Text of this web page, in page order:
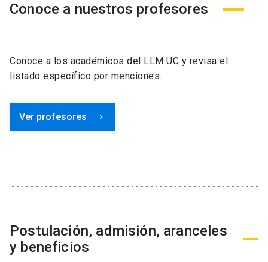
Conoce a nuestros profesores
Conoce a los académicos del LLM UC y revisa el
listado específico por menciones.
Ver profesores keyboard_arrow_right
Postulación, admisión, aranceles
y beneficios